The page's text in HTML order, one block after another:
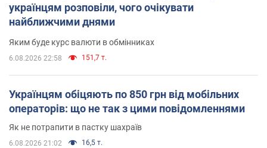
українцям розповіли, чого очікувати
найближчими днями
Яким буде курс валюти в обмінниках
6.08.2026 22:58 151,7 т.
Українцям обіцяють по 850 грн від мобільних
операторів: що не так з цими повідомленнями
Як не потрапити в пастку шахраїв
6.08.2026 21:02 16,5 т.